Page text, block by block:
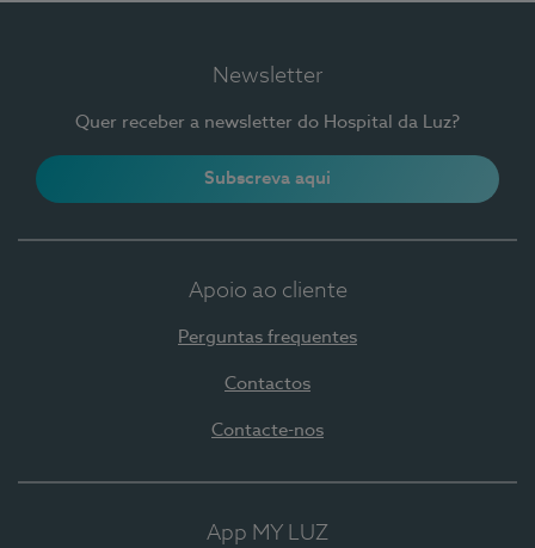
Newsletter
Quer receber a newsletter do Hospital da Luz?
Subscreva aqui
Apoio ao cliente
Perguntas frequentes
Contactos
Contacte-nos
App MY LUZ